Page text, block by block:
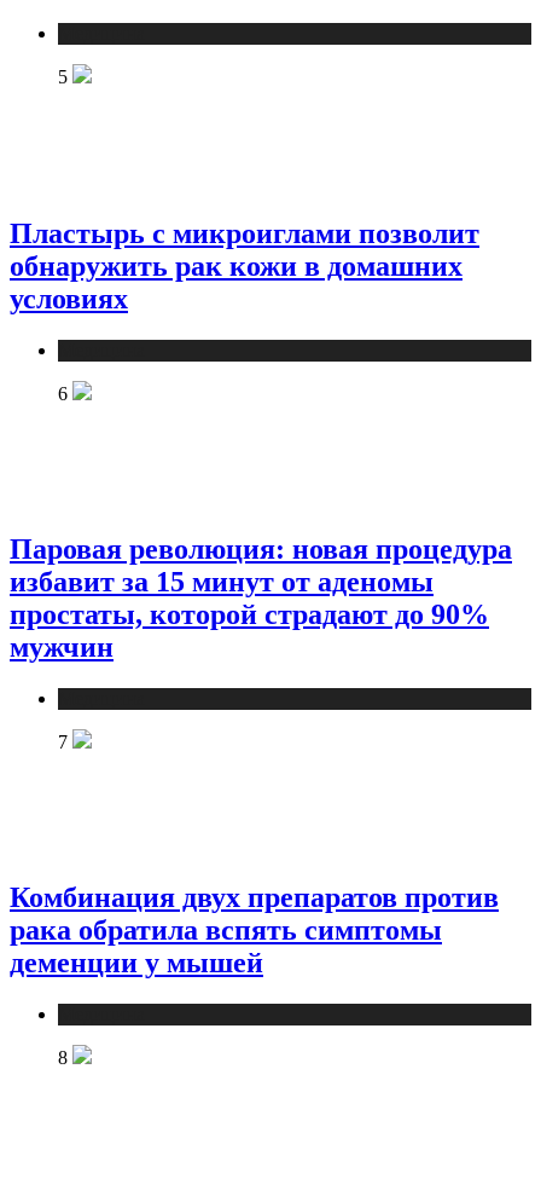
5
Пластырь с микроиглами позволит
обнаружить рак кожи в домашних
условиях
6
Паровая революция: новая процедура
избавит за 15 минут от аденомы
простаты, которой страдают до 90%
мужчин
7
Комбинация двух препаратов против
рака обратила вспять симптомы
деменции у мышей
8